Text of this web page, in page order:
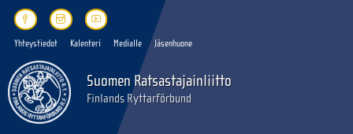
Yhteystiedot Kalenteri Medialle Jäsenhuone
Suomen Ratsastajainliitto
Finlands Ryttarförbund